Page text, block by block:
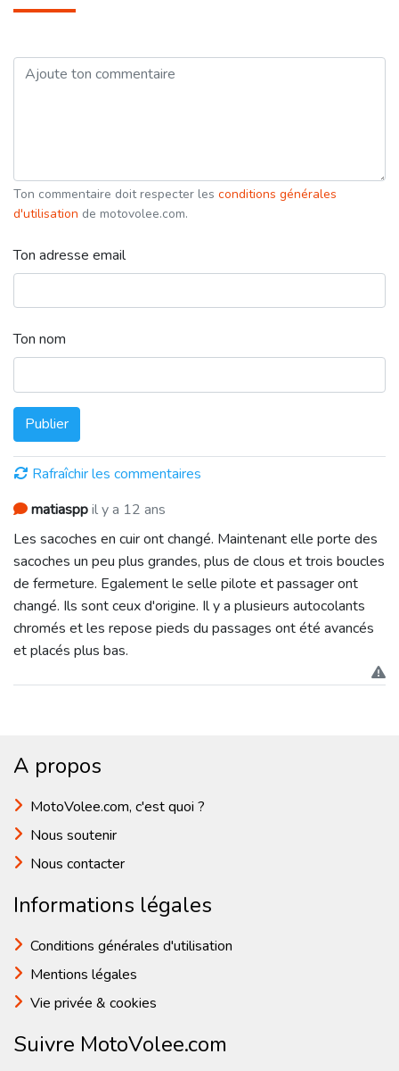
Ton commentaire doit respecter les conditions générales
d'utilisation de motovolee.com.
Ton adresse email
Ton nom
Publier
Rafraîchir les commentaires
matiasppil y a 12 ans
Les sacoches en cuir ont changé. Maintenant elle porte des
sacoches un peu plus grandes, plus de clous et trois boucles
de fermeture. Egalement le selle pilote et passager ont
changé. Ils sont ceux d'origine. Il y a plusieurs autocolants
chromés et les repose pieds du passages ont été avancés
et placés plus bas.
A propos
MotoVolee.com, c'est quoi ?
Nous soutenir
Nous contacter
Informations légales
Conditions générales d'utilisation
Mentions légales
Vie privée & cookies
Suivre MotoVolee.com